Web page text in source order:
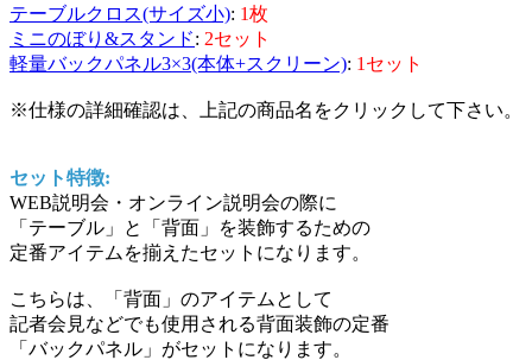
テーブルクロス(サイズ小): 1枚
ミニのぼり&スタンド: 2セット
軽量バックパネル3×3(本体+スクリーン): 1セット
※仕様の詳細確認は、上記の商品名をクリックして下さい。
セット特徴:
WEB説明会・オンライン説明会の際に
「テーブル」と「背面」を装飾するための
定番アイテムを揃えたセットになります。
こちらは、「背面」のアイテムとして
記者会見などでも使用される背面装飾の定番
「バックパネル」がセットになります。